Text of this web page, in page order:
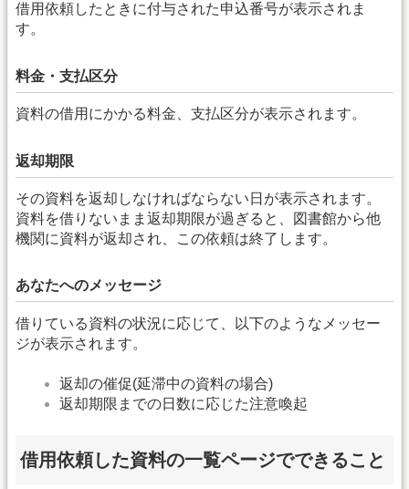
借用依頼したときに付与された申込番号が表示されま
す。
料金・支払区分
資料の借用にかかる料金、支払区分が表示されます。
返却期限
その資料を返却しなければならない日が表示されます。
資料を借りないまま返却期限が過ぎると、図書館から他
機関に資料が返却され、この依頼は終了します。
あなたへのメッセージ
借りている資料の状況に応じて、以下のようなメッセー
ジが表示されます。
返却の催促(延滞中の資料の場合)
返却期限までの日数に応じた注意喚起
借用依頼した資料の一覧ページでできること